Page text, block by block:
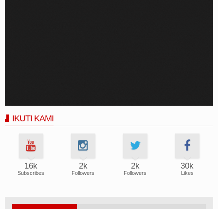
IKUTI KAMI
16k
Subscribes
2k
Followers
2k
Followers
30k
Likes